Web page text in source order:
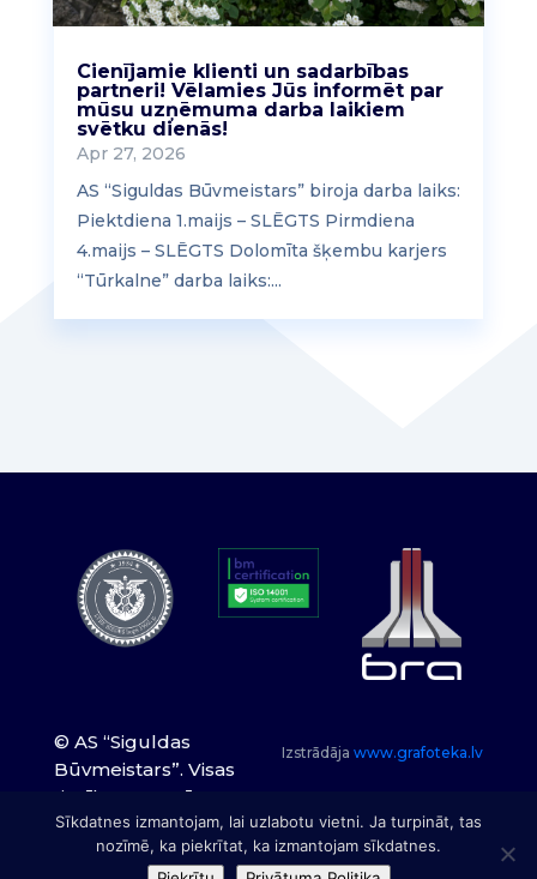
Cienījamie klienti un sadarbības
partneri! Vēlamies Jūs informēt par
mūsu uzņēmuma darba laikiem
svētku dienās!
Apr 27, 2026
AS “Siguldas Būvmeistars” biroja darba laiks:
Piektdiena 1.maijs – SLĒGTS Pirmdiena
4.maijs – SLĒGTS Dolomīta šķembu karjers
“Tūrkalne” darba laiks:...
© AS “Siguldas
Būvmeistars”. Visas
tiesības paturētas.
Izstrādājawww.grafoteka.lv
Sīkdatnes izmantojam, lai uzlabotu vietni. Ja turpināt, tas
nozīmē, ka piekrītat, ka izmantojam sīkdatnes.